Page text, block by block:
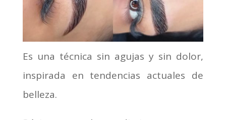
Es una técnica sin agujas y sin dolor,
inspirada en tendencias actuales de
belleza.